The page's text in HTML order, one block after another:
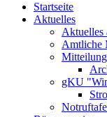
Startseite
Aktuelles
Aktuelles
Amtliche
gKU